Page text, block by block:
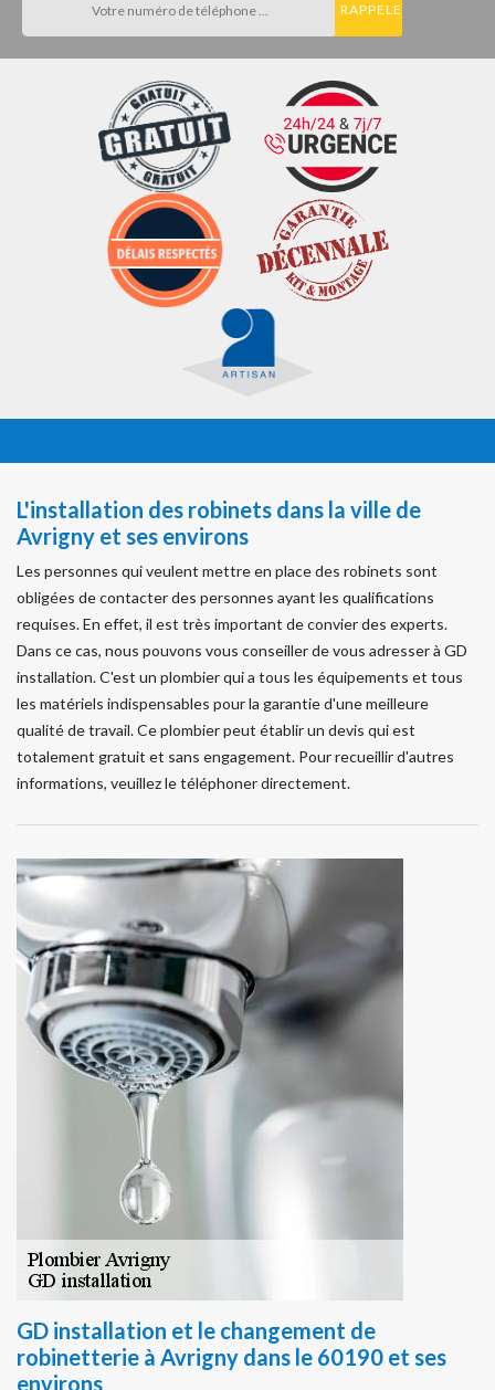
L'installation des robinets dans la ville de
Avrigny et ses environs
Les personnes qui veulent mettre en place des robinets sont
obligées de contacter des personnes ayant les qualifications
requises. En effet, il est très important de convier des experts.
Dans ce cas, nous pouvons vous conseiller de vous adresser à GD
installation. C'est un plombier qui a tous les équipements et tous
les matériels indispensables pour la garantie d'une meilleure
qualité de travail. Ce plombier peut établir un devis qui est
totalement gratuit et sans engagement. Pour recueillir d'autres
informations, veuillez le téléphoner directement.
GD installation et le changement de
robinetterie à Avrigny dans le 60190 et ses
environs